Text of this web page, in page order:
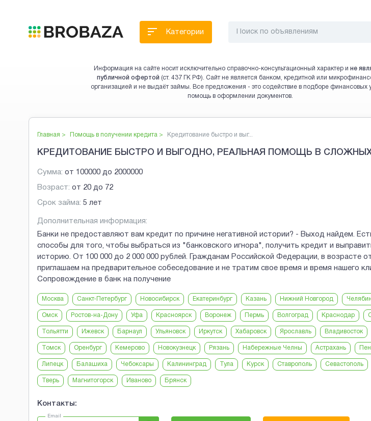
Категории
Информация на сайте носит исключительно справочно-консультационный характер и не
публичной офертой (ст. 437 ГК РФ). Сайт не является банком, кредитной или
организацией и не выдаёт займы. Все предложения - это содействие в подборе финансовых
помощь в оформлении документов.
Главная > Помощь в получении кредита > Кредитование быстро и выг...
КРЕДИТОВАНИЕ БЫСТРО И ВЫГОДНО, РЕАЛЬНАЯ ПОМОЩЬ В
Сумма: от 100000 до 2000000
Возраст: от 20 до 72
Срок займа: 5 лет
Дополнительная информация:
Банки не предоставляют вам кредит по причине негативной истории? - Выход найдем.
способы для того, чтобы выбраться из "банковского игнора", получить кредит и
историю. От 100 000 до 2 000 000 рублей. Гражданам Российской Федерации, в возрасте
приглашаем на предварительное собеседование и не тратим свое время и время нашего
Сопровождение в банк на получение
Москва Санкт-Петербург Новосибирск Екатеринбург Казань Нижний Новгород
Омск Ростов-на-Дону Уфа Красноярск Воронеж Пермь Волгоград Краснодар
Тольятти Ижевск Барнаул Ульяновск Иркутск Хабаровск Ярославль Владивосток
Томск Оренбург Кемерово Новокузнецк Рязань Набережные Челны Астрахань
Липецк Балашиха Чебоксары Калининград Тула Курск Ставрополь Севастополь
Тверь Магнитогорск Иваново Брянск
Контакты:
Email